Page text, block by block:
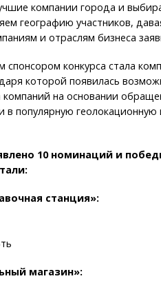
компании города и
географию участников,
и отраслям бизнеса
спонсором конкурса стала
которой появилась
на основании
в популярную геолокационную
10 номинаций и
станция»:
магазин»: